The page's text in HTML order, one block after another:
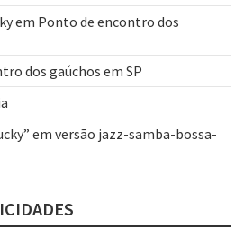
em Ponto de encontro dos
dos gaúchos em SP
em versão jazz-samba-bossa-